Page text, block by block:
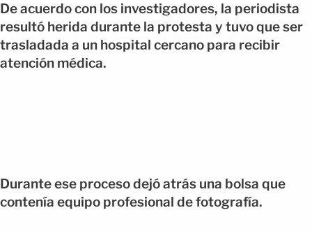
De acuerdo con los investigadores, la periodista
resultó herida durante la protesta y tuvo que ser
trasladada a un hospital cercano para recibir
atención médica.
Durante ese proceso dejó atrás una bolsa que
contenía equipo profesional de fotografía.